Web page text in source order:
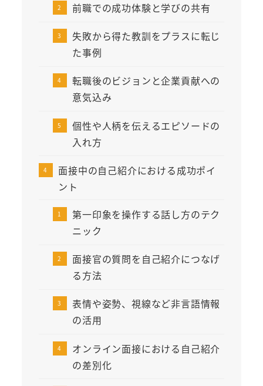
前職での成功体験と学びの共有
失敗から得た教訓をプラスに転じ
た事例
転職後のビジョンと企業貢献への
意気込み
個性や人柄を伝えるエピソードの
入れ方
面接中の自己紹介における成功ポイ
ント
第一印象を操作する話し方のテク
ニック
面接官の質問を自己紹介につなげ
る方法
表情や姿勢、視線など非言語情報
の活用
オンライン面接における自己紹介
の差別化